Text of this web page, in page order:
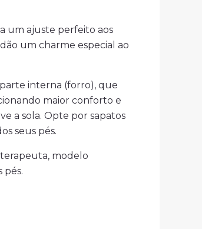
um ajuste perfeito aos
um charme especial ao
interna (forro), que
maior conforto e
a sola. Opte por sapatos
seus pés.
modelo
pés.